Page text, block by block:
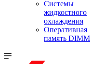
Системы
жидкостного
охлаждения
Оперативная
память DIMM